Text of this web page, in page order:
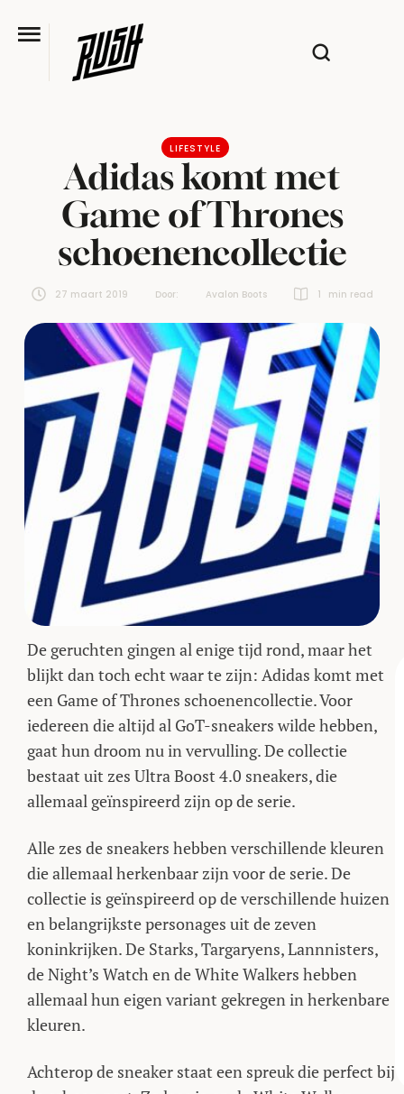
LIFESTYLE
Adidas komt met
Game of Thrones
schoenencollectie
27 maart 2019 Door: Avalon Boots 1 min read
De geruchten gingen al enige tijd rond, maar het
blijkt dan toch echt waar te zijn: Adidas komt met
een Game of Thrones schoenencollectie. Voor
iedereen die altijd al GoT-sneakers wilde hebben,
gaat hun droom nu in vervulling. De collectie
bestaat uit zes Ultra Boost 4.0 sneakers, die
allemaal geïnspireerd zijn op de serie.
Alle zes de sneakers hebben verschillende kleuren
die allemaal herkenbaar zijn voor de serie. De
collectie is geïnspireerd op de verschillende huizen
en belangrijkste personages uit de zeven
koninkrijken. De Starks, Targaryens, Lannnisters,
de Night’s Watch en de White Walkers hebben
allemaal hun eigen variant gekregen in herkenbare
kleuren.
Achterop de sneaker staat een spreuk die perfect bij